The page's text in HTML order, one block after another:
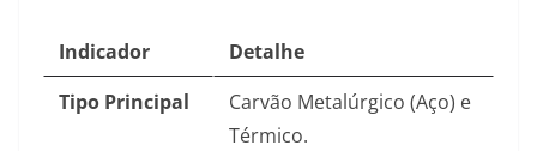
Indicador
Detalhe
Tipo Principal
Carvão Metalúrgico (Aço) e
Térmico.